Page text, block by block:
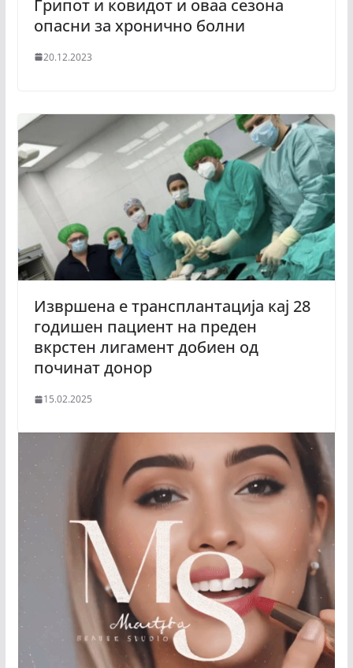
Грипот и ковидот и оваа сезона
опасни за хронично болни
20.12.2023
Извршена е трансплантација кај 28
годишен пациент на преден
вкрстен лигамент добиен од
починат донор
15.02.2025